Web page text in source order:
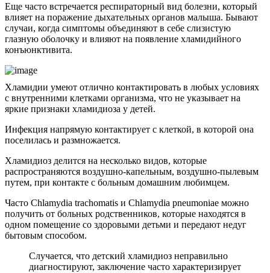
Еще часто встречается респираторный вид болезни, который
влияет на поражение дыхательных органов малыша. Бывают
случаи, когда симптомы объединяют в себе слизистую
глазную оболочку и влияют на появление хламидийного
конъюнктивита.
Хламидии умеют отлично контактировать в любых условиях
с внутренними клетками организма, что не указывает на
яркие признаки хламидиоза у детей.
Инфекция напрямую контактирует с клеткой, в которой она
поселилась и размножается.
Хламидиоз делится на несколько видов, которые
распространяются воздушно-капельным, воздушно-пылевым
путем, при контакте с больным домашним любимцем.
Часто Chlamydia trachomatis и Chlamydia pneumoniaе можно
получить от больных родственников, которые находятся в
одном помещение со здоровыми детьми и передают недуг
бытовым способом.
Случается, что детский хламидиоз неправильно
диагностируют, заключение часто характеризирует